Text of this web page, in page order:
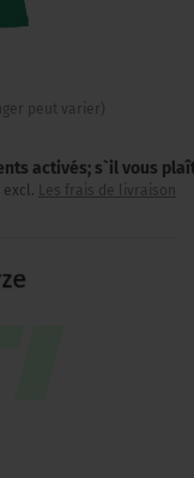
peut varier)
activés; s`il vous
excl. Les frais de livraison